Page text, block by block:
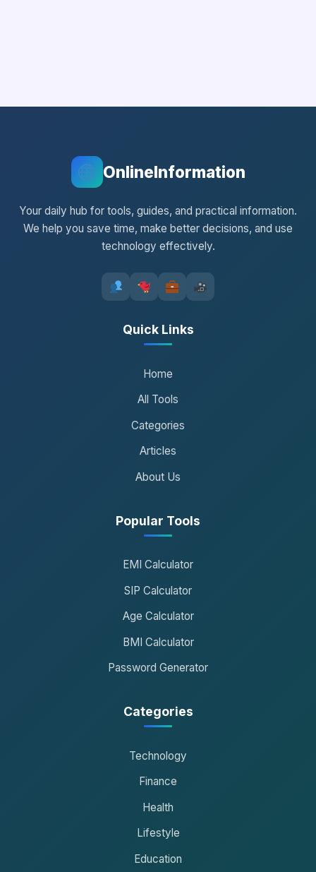
OnlineInformation
Your daily hub for tools, guides, and practical information.
We help you save time, make better decisions, and use
technology effectively.
Quick Links
Home
All Tools
Categories
Articles
About Us
Popular Tools
EMI Calculator
SIP Calculator
Age Calculator
BMI Calculator
Password Generator
Categories
Technology
Finance
Health
Lifestyle
Education